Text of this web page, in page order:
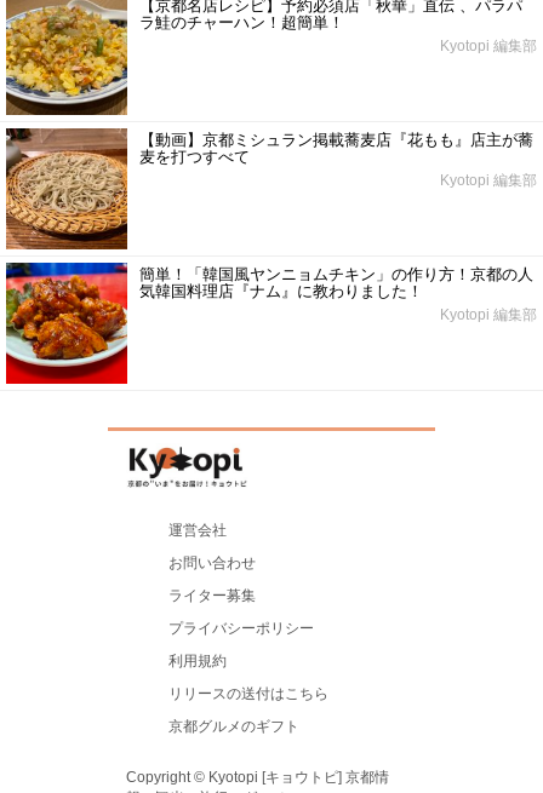
【京都名店レシピ】予約必須店「秋華」直伝 、パラパ
ラ鮭のチャーハン！超簡単！
Kyotopi 編集部
【動画】京都ミシュラン掲載蕎麦店『花もも』店主が蕎
麦を打つすべて
Kyotopi 編集部
簡単！「韓国風ヤンニョムチキン」の作り方！京都の人
気韓国料理店『ナム』に教わりました！
Kyotopi 編集部
運営会社
お問い合わせ
ライター募集
プライバシーポリシー
利用規約
リリースの送付はこちら
京都グルメのギフト
Copyright © Kyotopi [キョウトピ] 京都情